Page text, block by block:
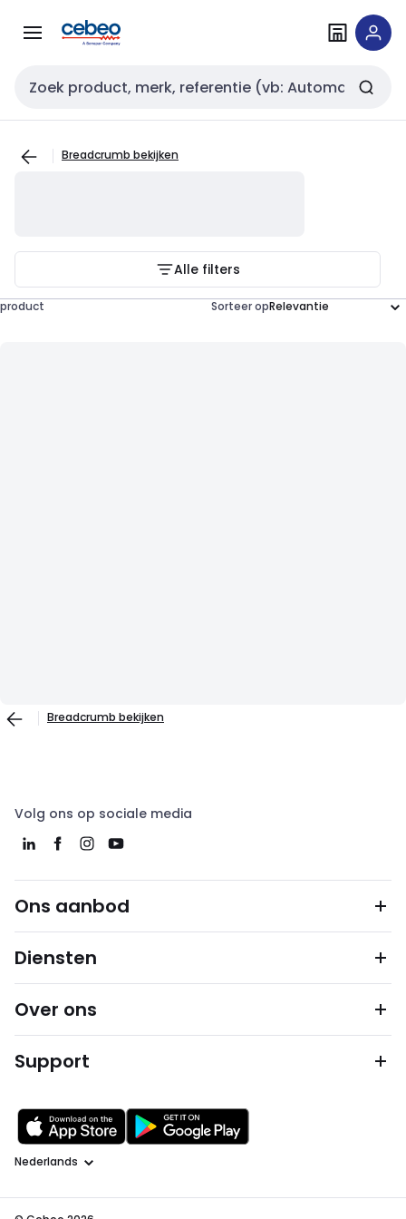
naar
naar
Zoekveld invoer
Breadcrumb bekijken
Alle filters
product Sorteer op
Breadcrumb bekijken
Volg ons op sociale media
Ons aanbod
Diensten
Over ons
Support
Taal